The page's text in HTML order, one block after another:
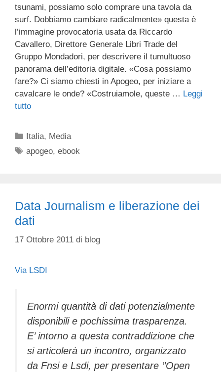
tsunami, possiamo solo comprare una tavola da
surf. Dobbiamo cambiare radicalmente» questa è
l’immagine provocatoria usata da Riccardo
Cavallero, Direttore Generale Libri Trade del
Gruppo Mondadori, per descrivere il tumultuoso
panorama dell’editoria digitale. «Cosa possiamo
fare?» Ci siamo chiesti in Apogeo, per iniziare a
cavalcare le onde? «Costruiamole, queste … Leggi
tutto
Categorie
Italia, Media
Tag
apogeo,ebook
Data Journalism e liberazione dei
dati
17 Ottobre 2011 di blog
Via LSDI
Enormi quantità di dati potenzialmente
disponibili e pochissima trasparenza.
E’ intorno a questa contraddizione che
si articolerà un incontro, organizzato
da Fnsi e Lsdi, per presentare ‘’Open